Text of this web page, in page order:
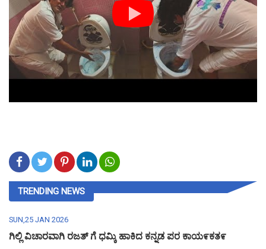
TRENDING NEWS
SUN,25 JAN 2026
ಗಿಲ್ಲಿ ವಿಚಾರವಾಗಿ ರಜತ್ ಗೆ ಧಮ್ಕಿ ಹಾಕಿದ ಕನ್ನಡ ಪರ ಕಾಯ೯ಕತ೯